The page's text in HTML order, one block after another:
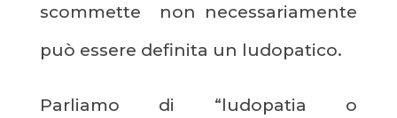
scommette non necessariamente
può essere definita un ludopatico.
Parliamo di “ludopatia o